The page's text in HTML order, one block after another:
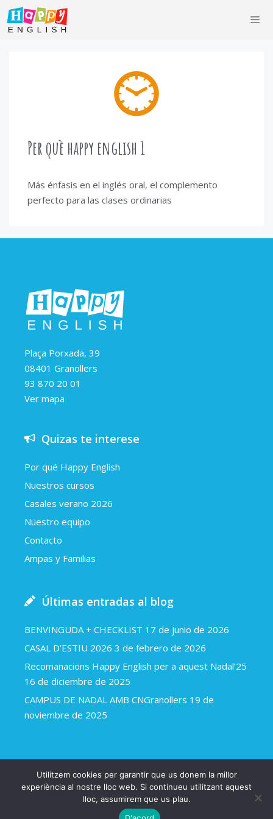
Saltar
Per què happy english 1
Más énfasis en el inglés oral, el complemento
perfecto para las clases ordinarias
Plaça Porxada, 39
08401 Granollers
93 870 20 01
Ver mapa
Quizas te interese
Por qué Happy English
Nuestros cursos
Casales verano 2026
Nuestro equipo
Contacto
Ampas y Familias
Últimas entradas al blog
BENVINGUDA + CHECKLIST 17 de junio de 2026
CASAL D’ESTIU 2026 3 de febrero de 2026
Recomanacions Happy English per a aquest Nadal’25
16 de diciembre de 2025
CAMPUS DE NADAL AMB CNGranollers 19 de
noviembre de 2025
Happy english 2018
Avíso legal y política de cookies
Una web d’Arapla.cat
Utilitzem cookies per garantir que us donem la millor
experiència al nostre lloc web. Si continueu utilitzant aquest
lloc, assumirem que us plau.